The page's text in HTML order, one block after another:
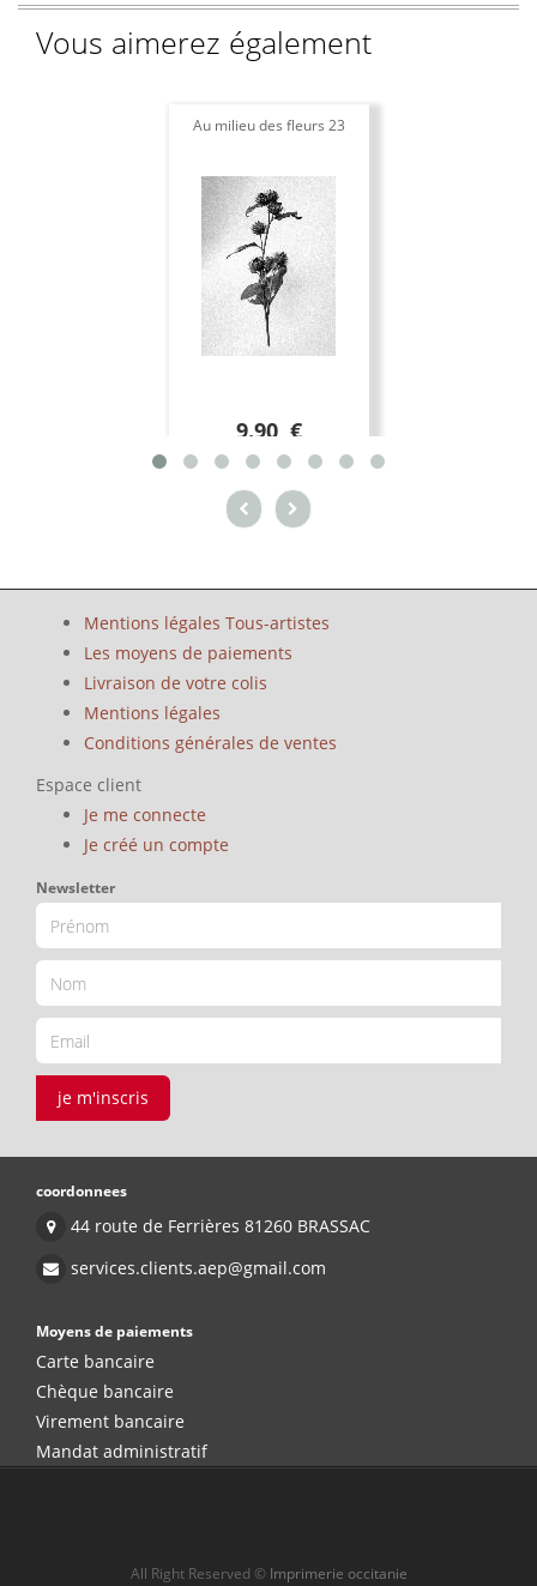
Vous aimerez également
Au milieu des fleurs 23
9.90 €
Mentions légales Tous-artistes
Les moyens de paiements
Livraison de votre colis
Mentions légales
Conditions générales de ventes
Espace client
Je me connecte
Je créé un compte
Newsletter
je m'inscris
coordonnees
44 route de Ferrières 81260 BRASSAC
services.clients.aep@gmail.com
Moyens de paiements
Carte bancaire
Chèque bancaire
Virement bancaire
Mandat administratif
All Right Reserved © Imprimerie occitanie